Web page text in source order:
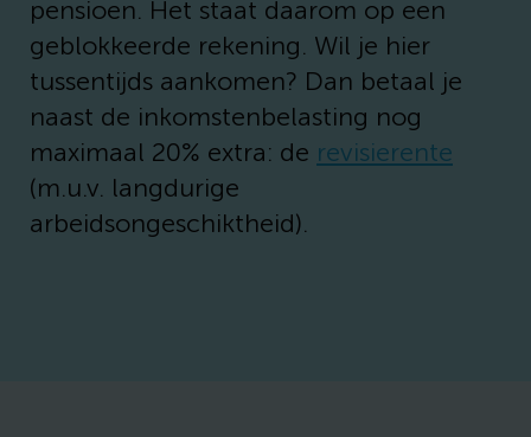
pensioen. Het staat daarom op een
geblokkeerde rekening. Wil je hier
tussentijds aankomen? Dan betaal je
naast de inkomstenbelasting nog
maximaal 20% extra: de revisierente
(m.u.v. langdurige
arbeidsongeschiktheid).